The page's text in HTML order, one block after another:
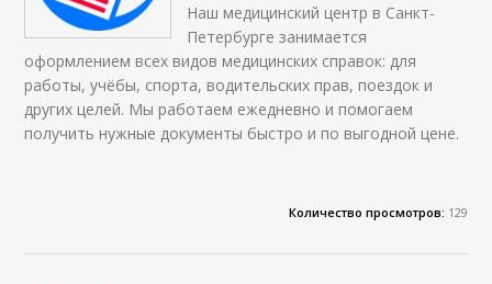
Наш медицинский центр в Санкт-
Петербурге занимается
оформлением всех видов медицинских справок: для
работы, учёбы, спорта, водительских прав, поездок и
других целей. Мы работаем ежедневно и помогаем
получить нужные документы быстро и по выгодной цене.
Количество просмотров: 129